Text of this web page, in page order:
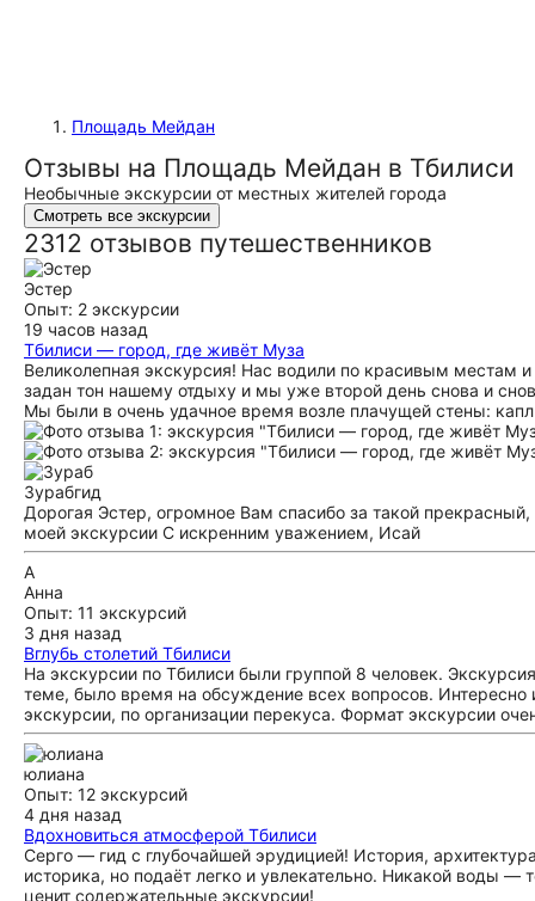
Площадь Мейдан
Отзывы на Площадь Мейдан в Тбилиси
Необычные экскурсии от местных жителей города
Смотреть все экскурсии
2312 отзывов путешественников
Эстер
Опыт: 2 экскурсии
19 часов назад
Тбилиси — город, где живёт Муза
Великолепная экскурсия! Нас водили по красивым местам
задан тон нашему отдыху и мы уже второй день снова и
Мы были в очень удачное время возле плачущей стены:
Зурабгид
Дорогая Эстер, огромное Вам спасибо за такой
моей экскурсии С искренним уважением, Исай
А
Анна
Опыт: 11 экскурсий
3 дня назад
Вглубь столетий Тбилиси
На экскурсии по Тбилиси были группой 8 человек.
теме, было время на обсуждение всех вопросов.
экскурсии, по организации перекуса. Формат экскурсии
юлиана
Опыт: 12 экскурсий
4 дня назад
Вдохновиться атмосферой Тбилиси
Серго — гид с глубочайшей эрудицией! История,
историка, но подаёт легко и увлекательно. Никакой воды
ценит содержательные экскурсии!